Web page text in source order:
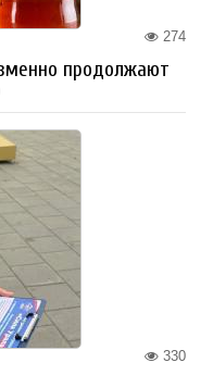
274
продолжают
330